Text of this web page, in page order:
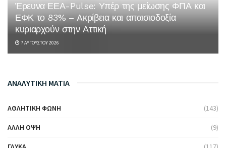
Έρευνα ΕΕΑ-Pulse: Υπέρ της μείωσης ΦΠΑ και
ΕΦΚ το 83% – Aκρίβεια και απαισιοδοξία
κυριαρχούν στην Αττική
7 ΑΥΓΟΎΣΤΟΥ 2026
ΑΝΑΛΥΤΙΚΗ ΜΑΤΙΑ
ΑΘΛΗΤΙΚΉ ΦΩΝΉ (143)
ΆΛΛΗ ΌΨΗ (9)